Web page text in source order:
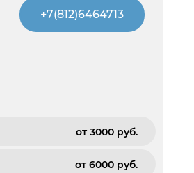
+7(812)6464713
от 3000 pуб.
от 6000 pуб.